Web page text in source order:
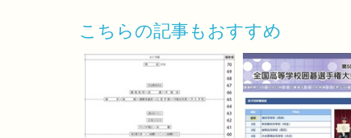
こちらの記事もおすすめ